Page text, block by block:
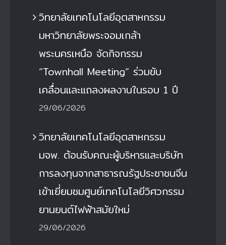
วิทยาลัยเทคโนโลยีอุตสาหกรรม
มหาวิทยาลัยพระจอมเกล้า
พระนครเหนือ จัดกิจกรรม
“Townhall Meeting” ร่วมขับ
เคลื่อนและแถลงผลงานในรอบ 1 ปี
29/06/2026
วิทยาลัยเทคโนโลยีอุตสาหกรรม
มจพ. ต้อนรับคณะผู้บริหารและบริษัท
การลงทุนจากสาธารณรัฐประชาชนจีน
เข้าเยี่ยมชมศูนย์เทคโนโลยีวิศวกรรม
ยานยนต์ไฟฟ้าสมัยใหม่
29/06/2026